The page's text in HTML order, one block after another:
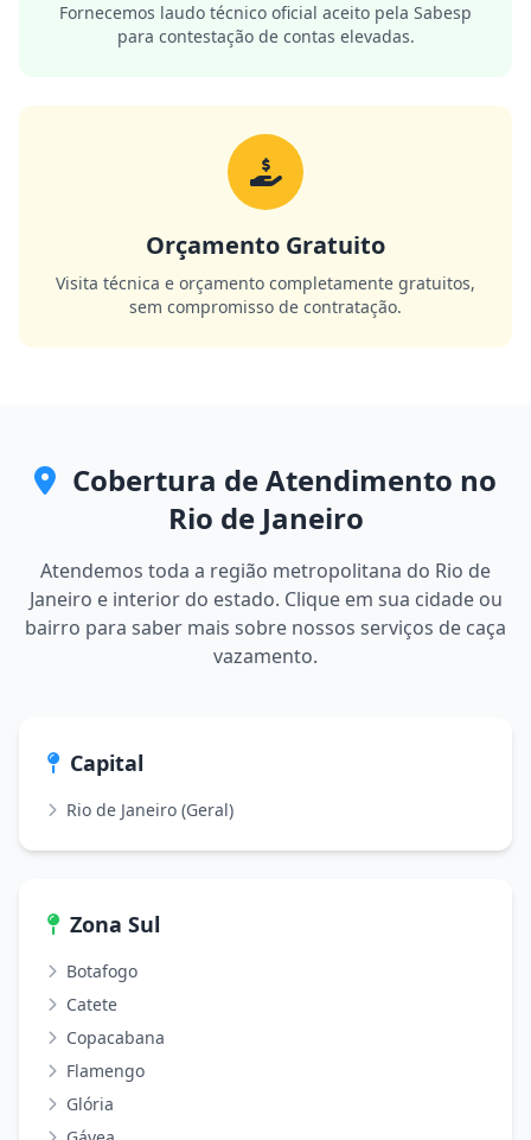
Fornecemos laudo técnico oficial aceito pela Sabesp
para contestação de contas elevadas.
Orçamento Gratuito
Visita técnica e orçamento completamente gratuitos,
sem compromisso de contratação.
Cobertura de Atendimento no
Rio de Janeiro
Atendemos toda a região metropolitana do Rio de
Janeiro e interior do estado. Clique em sua cidade ou
bairro para saber mais sobre nossos serviços de caça
vazamento.
Capital
Rio de Janeiro (Geral)
Zona Sul
Botafogo
Catete
Copacabana
Flamengo
Glória